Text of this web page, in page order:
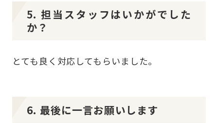
5. 担当スタッフはいかがでした
か？
とても良く対応してもらいました。
6. 最後に一言お願いします